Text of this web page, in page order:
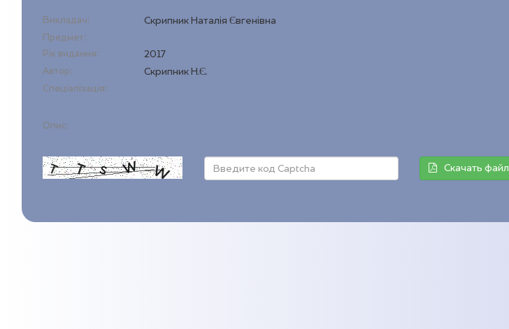
Викладач: Скрипник Наталія Євгенівна
Предмет:
Рік видання:
2017
Автор: Скрипник Н.Є.
Спеціалізація:
Опис:
Скачать файл